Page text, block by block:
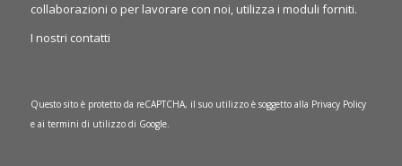
collaborazioni o per lavorare con noi, utilizza i moduli forniti.
I nostri contatti
Questo sito è protetto da reCAPTCHA, il suo utilizzo è soggetto alla Privacy Policy
e ai termini di utilizzodi Google.